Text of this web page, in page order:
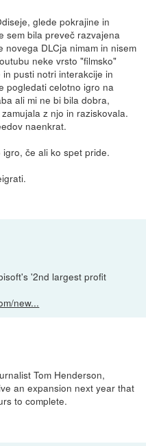
glede pokrajine in
sem bila preveč razvajena
DLCja nimam in nisem
neke vrsto "filmsko"
pusti notri interakcije in
pogledati celotno igro na
ali mi ne bi bila dobra,
z njo in raziskovala.
naenkrat.
če ali ko spet pride.
'2nd largest profit
new...
Tom Henderson,
an expansion next year that
to complete.